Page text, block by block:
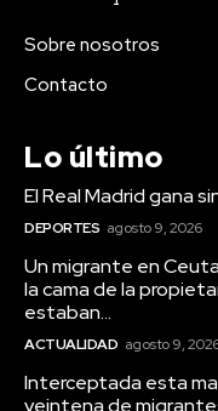
Sobre nosotros
Contacto
Lo último
El Real Madrid gana
DEPORTES agosto 9, 2026
Un migrante en
la cama de la
estaban...
ACTUALIDAD agosto 9,
Interceptada esta
veintena de